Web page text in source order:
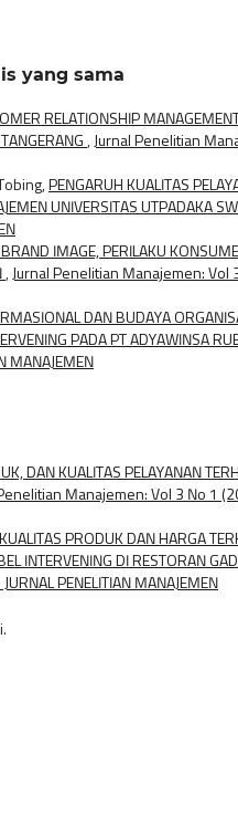
yang sama
RELATIONSHIP
, Jurnal Penelitian
PENGARUH KUALITAS
UNIVERSITAS UTPADAKA
IMAGE, PERILAKU
, Jurnal Penelitian Manajemen: Vol
DAN BUDAYA
PADA PT ADYAWINSA
MANAJEMEN
DAN KUALITAS PELAYANAN
Manajemen: Vol 3 No 1
PRODUK DAN HARGA
INTERVENING DI RESTORAN
PENELITIAN MANAJEMEN